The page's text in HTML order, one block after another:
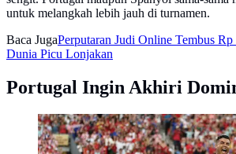
untuk melangkah lebih jauh di turnamen.
Baca JugaPerputaran Judi Online Tembus
Dunia Picu Lonjakan
Portugal Ingin Akhiri